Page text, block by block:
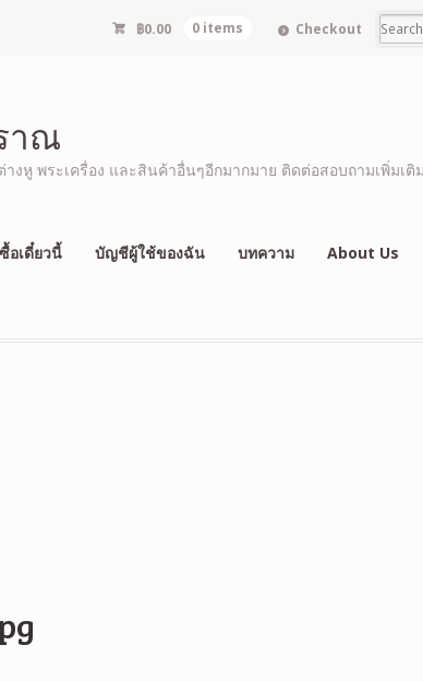
฿0.00 0 items Checkout
าณ
หู พระเครื่อง และสินค้าอื่นๆอีกมากมาย ติดต่อสอบถามเพิ่มเติ
อเดี๋ยวนี้ บัญชีผู้ใช้ของฉัน บทความ About Us